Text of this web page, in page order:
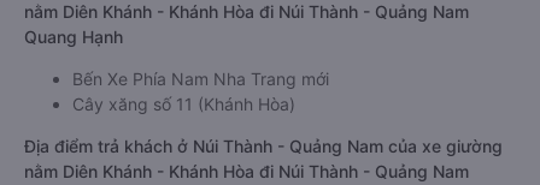
nằm Diên Khánh - Khánh Hòa đi Núi Thành - Quảng Nam
Quang Hạnh
Bến Xe Phía Nam Nha Trang mới
Cây xăng số 11 (Khánh Hòa)
Địa điểm trả khách ở Núi Thành - Quảng Nam của xe giường
nằm Diên Khánh - Khánh Hòa đi Núi Thành - Quảng Nam